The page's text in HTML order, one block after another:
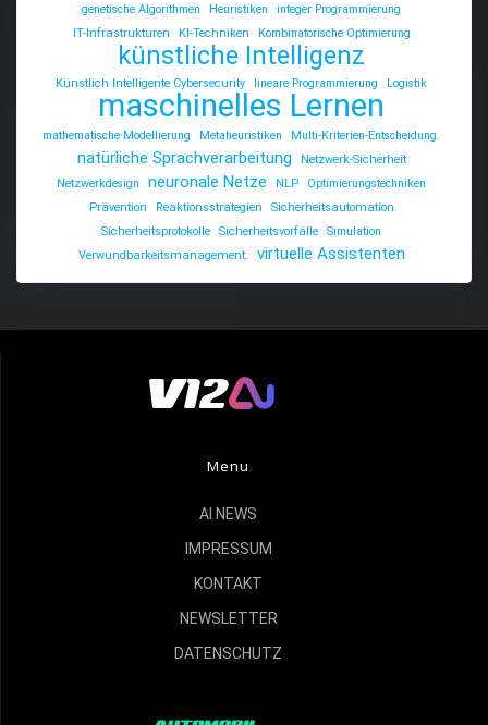
genetische Algorithmen
Heuristiken
integer Programmierung
IT-Infrastrukturen
KI-Techniken Kombinatorische Optimierung
künstliche Intelligenz
Künstlich Intelligente Cybersecurity lineare Programmierung Logistik
maschinelles Lernen
mathematische Modellierung Metaheuristiken Multi-Kriterien-Entscheidung.
natürliche Sprachverarbeitung
Netzwerk-Sicherheit
Netzwerkdesign
neuronale Netze NLP
Optimierungstechniken
Prävention
Reaktionsstrategien
Sicherheitsautomation
Sicherheitsprotokolle
Sicherheitsvorfälle
Simulation
Verwundbarkeitsmanagement.
virtuelle Assistenten
Menu
AI NEWS
IMPRESSUM
KONTAKT
NEWSLETTER
DATENSCHUTZ